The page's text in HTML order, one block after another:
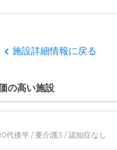
施設詳細情報に戻る
の高い施設
代後半 / 要介護3 / 認知症なし